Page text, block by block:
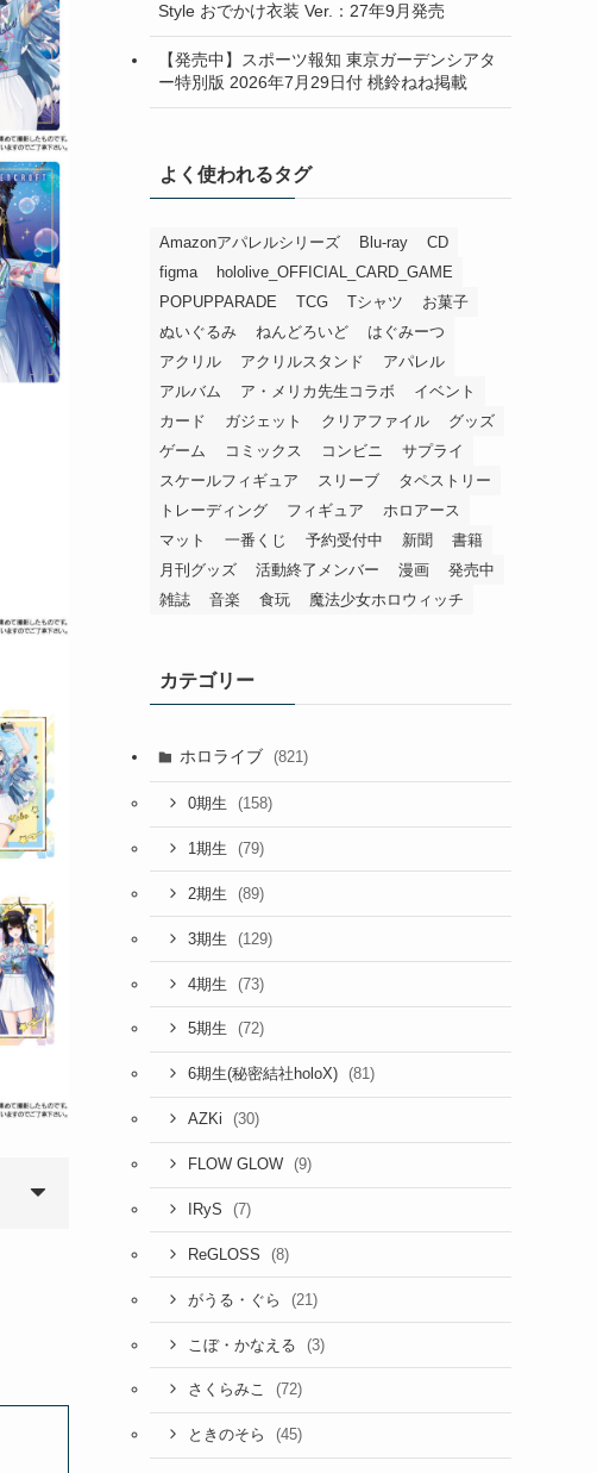
Style おでかけ衣装 Ver.：27年9月発売
【発売中】スポーツ報知 東京ガーデンシアタ
ー特別版 2026年7月29日付 桃鈴ねね掲載
よく使われるタグ
Amazonアパレルシリーズ Blu-ray
CD
figma
hololive_OFFICIAL_CARD_GAME
POPUPPARADE
TCG Tシャツ
お菓子
ぬいぐるみ
ねんどろいど
はぐみーつ
アクリル
アクリルスタンド
アパレル
アルバム
ア・メリカ先生コラボ
イベント
カード
ガジェット クリアファイル
グッズ
ゲーム
コミックス コンビニ
サプライ
スケールフィギュア
スリーブ
タペストリー
トレーディング
フィギュア
ホロアース
マット
一番くじ 予約受付中 新聞
書籍
月刊グッズ
活動終了メンバー 漫画
発売中
雑誌
音楽 食玩 魔法少女ホロウィッチ
カテゴリー
ホロライブ (821)
0期生 (158)
1期生 (79)
2期生 (89)
3期生 (129)
4期生 (73)
5期生 (72)
6期生(秘密結社holoX) (81)
AZKi (30)
FLOW GLOW (9)
IRyS (7)
ReGLOSS (8)
がうる・ぐら (21)
こぼ・かなえる (3)
さくらみこ (72)
ときのそら (45)